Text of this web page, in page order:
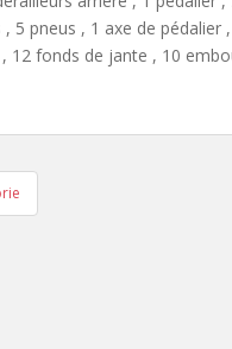
5 pneus , 1 axe de
12 fonds de jante , 10